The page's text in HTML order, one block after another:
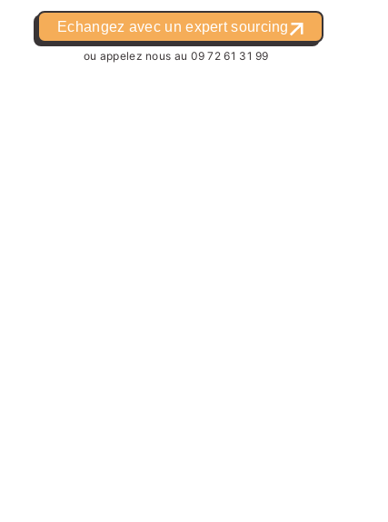
Echangez avec un expert sourcing
ou appelez nous au 09 72 61 31 99